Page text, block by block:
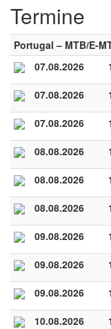
Termine
Portugal – MTB/E-
07.08.2026
07.08.2026
07.08.2026
08.08.2026
08.08.2026
08.08.2026
09.08.2026
09.08.2026
09.08.2026
10.08.2026